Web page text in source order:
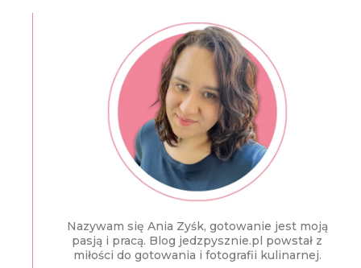
Nazywam się Ania Zyśk, gotowanie jest moją
pasją i pracą. Blog jedzpysznie.pl powstał z
miłości do gotowania i fotografii kulinarnej.